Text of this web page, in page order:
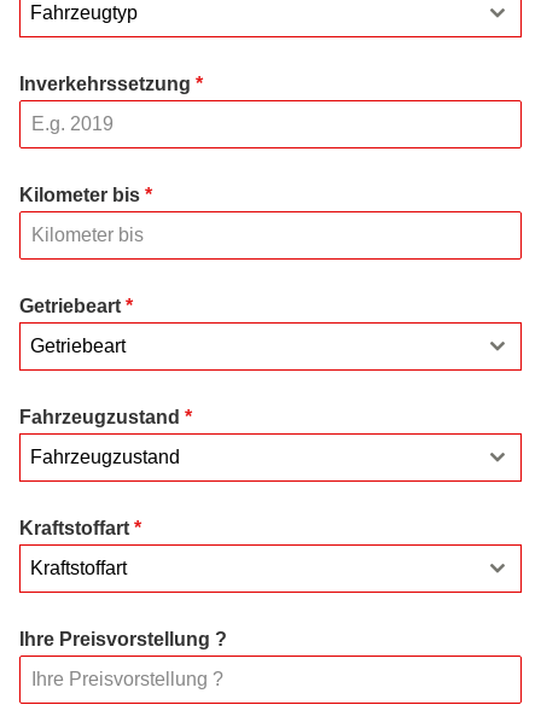
Fahrzeugtyp
Inverkehrssetzung *
Kilometer bis *
Getriebeart *
Getriebeart
Fahrzeugzustand *
Fahrzeugzustand
Kraftstoffart *
Kraftstoffart
Ihre Preisvorstellung ?